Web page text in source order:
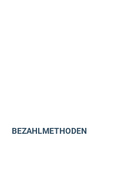
BEZAHLMETHODEN